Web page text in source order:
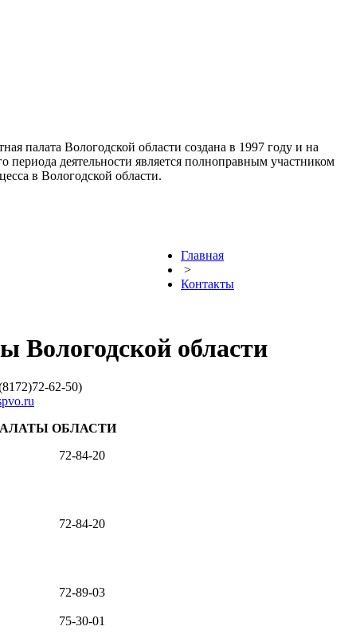
палата Вологодской области создана в 1997 году и на
периода деятельности является полноправным участником
в Вологодской области.
Главная
>
Контакты
Вологодской области
62-50)
ОБЛАСТИ
72-84-20
72-84-20
72-89-03
75-30-01